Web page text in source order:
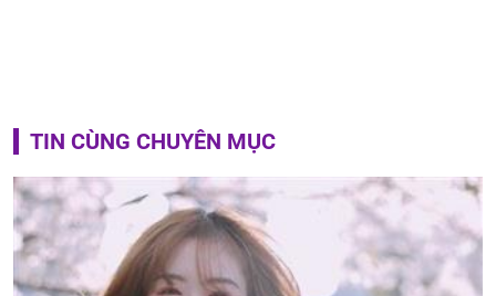
TIN CÙNG CHUYÊN MỤC